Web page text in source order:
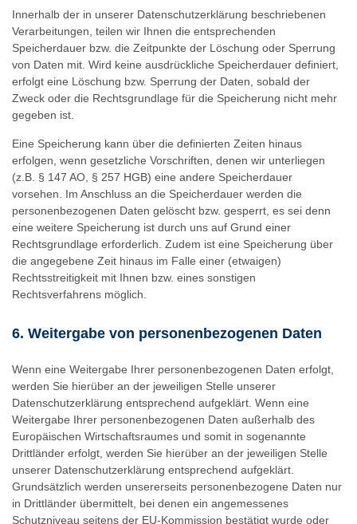
Innerhalb der in unserer Datenschutzerklärung beschriebenen
Verarbeitungen, teilen wir Ihnen die entsprechenden
Speicherdauer bzw. die Zeitpunkte der Löschung oder Sperrung
von Daten mit. Wird keine ausdrückliche Speicherdauer definiert,
erfolgt eine Löschung bzw. Sperrung der Daten, sobald der
Zweck oder die Rechtsgrundlage für die Speicherung nicht mehr
gegeben ist.
Eine Speicherung kann über die definierten Zeiten hinaus
erfolgen, wenn gesetzliche Vorschriften, denen wir unterliegen
(z.B. § 147 AO, § 257 HGB) eine andere Speicherdauer
vorsehen. Im Anschluss an die Speicherdauer werden die
personenbezogenen Daten gelöscht bzw. gesperrt, es sei denn
eine weitere Speicherung ist durch uns auf Grund einer
Rechtsgrundlage erforderlich. Zudem ist eine Speicherung über
die angegebene Zeit hinaus im Falle einer (etwaigen)
Rechtsstreitigkeit mit Ihnen bzw. eines sonstigen
Rechtsverfahrens möglich.
6. Weitergabe von personenbezogenen Daten
Wenn eine Weitergabe Ihrer personenbezogenen Daten erfolgt,
werden Sie hierüber an der jeweiligen Stelle unserer
Datenschutzerklärung entsprechend aufgeklärt. Wenn eine
Weitergabe Ihrer personenbezogenen Daten außerhalb des
Europäischen Wirtschaftsraumes und somit in sogenannte
Drittländer erfolgt, werden Sie hierüber an der jeweiligen Stelle
unserer Datenschutzerklärung entsprechend aufgeklärt.
Grundsätzlich werden unsererseits personenbezogene Daten nur
in Drittländer übermittelt, bei denen ein angemessenes
Schutzniveau seitens der EU-Kommission bestätigt wurde oder